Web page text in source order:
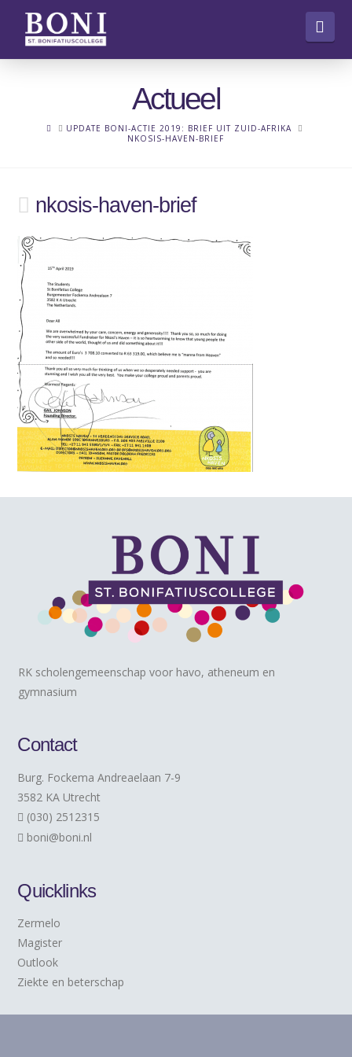
Actueel
HOMEUPDATE BONI-ACTIE 2019: BRIEF UIT ZUID-AFRIKA
NKOSIS-HAVEN-BRIEF
nkosis-haven-brief
RK scholengemeenschap voor havo, atheneum en
gymnasium
Contact
Burg. Fockema Andreaelaan 7-9
3582 KA Utrecht
(030) 2512315
boni@boni.nl
Quicklinks
Zermelo
Magister
Outlook
Ziekte en beterschap